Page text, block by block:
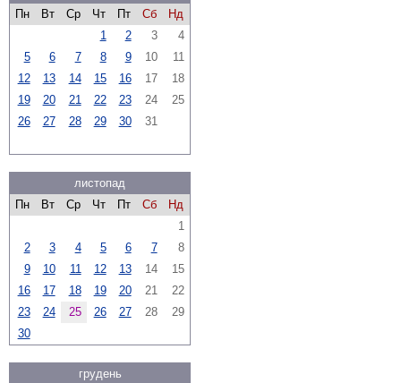
Пн
Вт Ср Чт Пт Сб
Нд
1
2 3
4
5
6 7 8 9 10
11
12
13 14 15 16 17
18
19
20 21 22 23 24
25
26
27 28 29 30 31
листопад
Пн
Вт Ср Чт Пт Сб
Нд
1
2
3 4 5 6 7
8
9
10 11 12 13 14
15
16
17 18 19 20 21
22
23
24 25 26 27 28
29
30
грудень